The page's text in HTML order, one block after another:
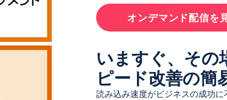
オンデマンド配信を
いますぐ、その
ピード改善の簡
読み込み速度がビジネスの成功